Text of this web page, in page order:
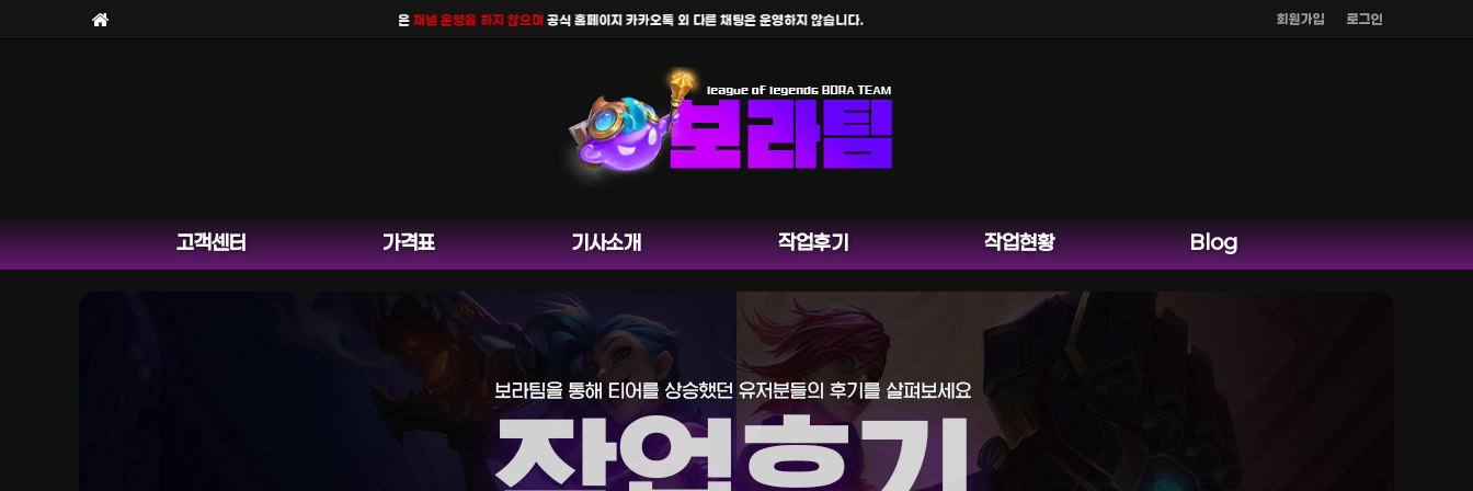
회원가입 로그인
보라팀을 채널 운영을 하지 않으며공식 홈페이지 카카오톡 외 다른 채팅은 운영하지 않습니다.
고객센터 가격표 기사소개 작업후기 작업현황 Blog